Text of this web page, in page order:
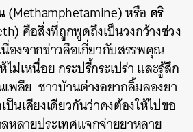
(Methamphetamine) หรือ คริ
คือสิ่งที่ถูกพูดถึงเป็นวงกว้างช่วง
องจากข่าวลือเกี่ยวกับสรรพคุณ
ม่เหนื่อย กระปรี้กระเปร่า และรู้สึก
เพลีย ชาวบ้านต่างอยากลิ้มลองยา
ป็นเสียงเดียวกันว่าคงต้องให้ไปขอ
หลายประเทศแจกจ่ายยาหลาย